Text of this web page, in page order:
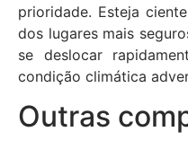
prioridade. Esteja
dos lugares mais
se deslocar
condição climática
Outras